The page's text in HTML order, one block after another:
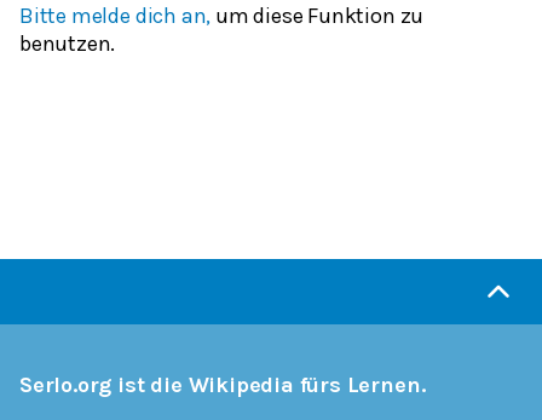
Bitte melde dich an, um diese Funktion zu
benutzen.
Serlo.org ist die Wikipedia fürs Lernen.